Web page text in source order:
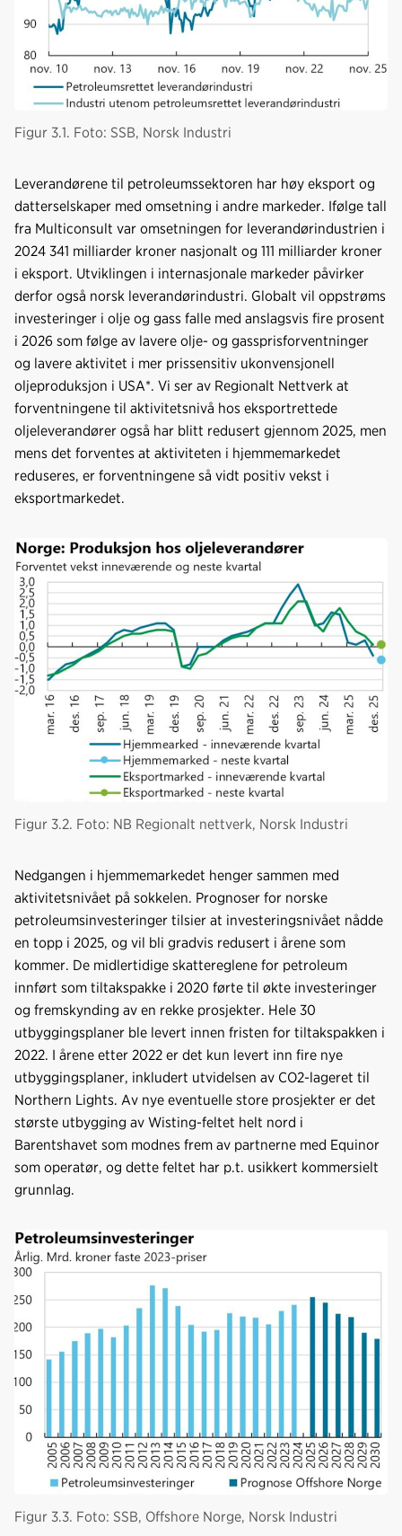
Figur 3.1. Foto: SSB, Norsk Industri
Leverandørene til petroleumssektoren har høy eksport og
datterselskaper med omsetning i andre markeder. Ifølge tall
fra Multiconsult var omsetningen for leverandørindustrien i
2024 341 milliarder kroner nasjonalt og 111 milliarder kroner
i eksport. Utviklingen i internasjonale markeder påvirker
derfor også norsk leverandørindustri. Globalt vil oppstrøms
investeringer i olje og gass falle med anslagsvis fire prosent
i 2026 som følge av lavere olje- og gassprisforventninger
og lavere aktivitet i mer prissensitiv ukonvensjonell
oljeproduksjon i USA*. Vi ser av Regionalt Nettverk at
forventningene til aktivitetsnivå hos eksportrettede
oljeleverandører også har blitt redusert gjennom 2025, men
mens det forventes at aktiviteten i hjemmemarkedet
reduseres, er forventningene så vidt positiv vekst i
eksportmarkedet.
Figur 3.2. Foto: NB Regionalt nettverk, Norsk Industri
Nedgangen i hjemmemarkedet henger sammen med
aktivitetsnivået på sokkelen. Prognoser for norske
petroleumsinvesteringer tilsier at investeringsnivået nådde
en topp i 2025, og vil bli gradvis redusert i årene som
kommer. De midlertidige skattereglene for petroleum
innført som tiltakspakke i 2020 førte til økte investeringer
og fremskynding av en rekke prosjekter. Hele 30
utbyggingsplaner ble levert innen fristen for tiltakspakken i
2022. I årene etter 2022 er det kun levert inn fire nye
utbyggingsplaner, inkludert utvidelsen av CO2-lageret til
Northern Lights. Av nye eventuelle store prosjekter er det
største utbygging av Wisting-feltet helt nord i
Barentshavet som modnes frem av partnerne med Equinor
som operatør, og dette feltet har p.t. usikkert kommersielt
grunnlag.
Figur 3.3. Foto: SSB, Offshore Norge, Norsk Industri